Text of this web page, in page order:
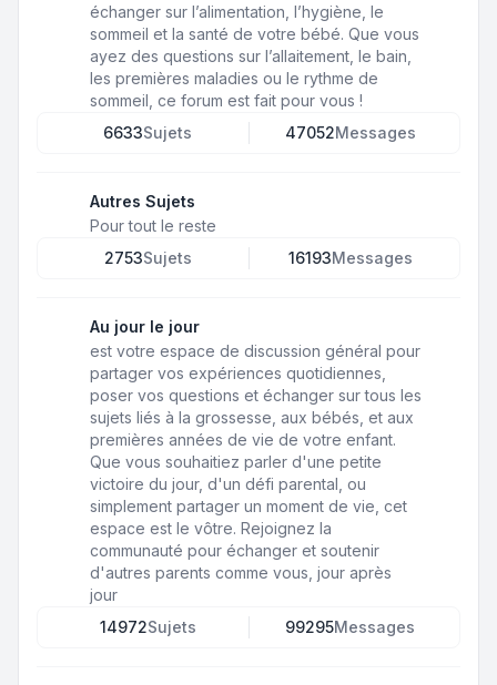
échanger sur l’alimentation, l’hygiène, le
sommeil et la santé de votre bébé. Que vous
ayez des questions sur l’allaitement, le bain,
les premières maladies ou le rythme de
sommeil, ce forum est fait pour vous !
6633Sujets 47052Messages
Autres Sujets
Pour tout le reste
2753Sujets 16193Messages
Au jour le jour
est votre espace de discussion général pour
partager vos expériences quotidiennes,
poser vos questions et échanger sur tous les
sujets liés à la grossesse, aux bébés, et aux
premières années de vie de votre enfant.
Que vous souhaitiez parler d'une petite
victoire du jour, d'un défi parental, ou
simplement partager un moment de vie, cet
espace est le vôtre. Rejoignez la
communauté pour échanger et soutenir
d'autres parents comme vous, jour après
jour
14972Sujets 99295Messages